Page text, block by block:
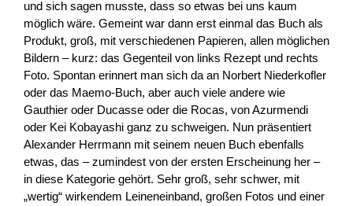
und sich sagen musste, dass so etwas bei uns kaum
möglich wäre. Gemeint war dann erst einmal das Buch als
Produkt, groß, mit verschiedenen Papieren, allen möglichen
Bildern – kurz: das Gegenteil von links Rezept und rechts
Foto. Spontan erinnert man sich da an Norbert Niederkofler
oder das Maemo-Buch, aber auch viele andere wie
Gauthier oder Ducasse oder die Rocas, von Azurmendi
oder Kei Kobayashi ganz zu schweigen. Nun präsentiert
Alexander Herrmann mit seinem neuen Buch ebenfalls
etwas, das – zumindest von der ersten Erscheinung her –
in diese Kategorie gehört. Sehr groß, sehr schwer, mit
„wertig“ wirkendem Leineneinband, großen Fotos und einer